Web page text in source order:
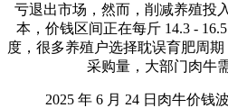
亏退出市场，然而，削减养殖投
本，价钱区间正在每斤 14.3 -
度，很多养殖户选择耽误育肥周
采购量，大部门肉牛
2025 年 6 月 24 日肉牛价钱